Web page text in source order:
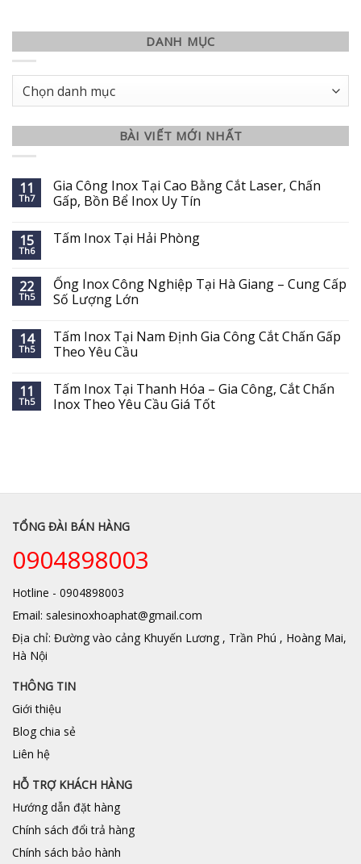
DANH MỤC
Danh
mục
BÀI VIẾT MỚI NHẤT
11
Th7
Gia Công Inox Tại Cao Bằng Cắt Laser, Chấn
Gấp, Bồn Bể Inox Uy Tín
15
Th6
Tấm Inox Tại Hải Phòng
22
Th5
Ống Inox Công Nghiệp Tại Hà Giang – Cung Cấp
Số Lượng Lớn
14
Th5
Tấm Inox Tại Nam Định Gia Công Cắt Chấn Gấp
Theo Yêu Cầu
11
Th5
Tấm Inox Tại Thanh Hóa – Gia Công, Cắt Chấn
Inox Theo Yêu Cầu Giá Tốt
TỔNG ĐÀI BÁN HÀNG
0904898003
Hotline - 0904898003
Email: salesinoxhoaphat@gmail.com
Địa chỉ: Đường vào cảng Khuyến Lương , Trần Phú , Hoàng Mai,
Hà Nội
THÔNG TIN
Giới thiệu
Blog chia sẻ
Liên hệ
HỖ TRỢ KHÁCH HÀNG
Hướng dẫn đặt hàng
Chính sách đổi trả hàng
Chính sách bảo hành